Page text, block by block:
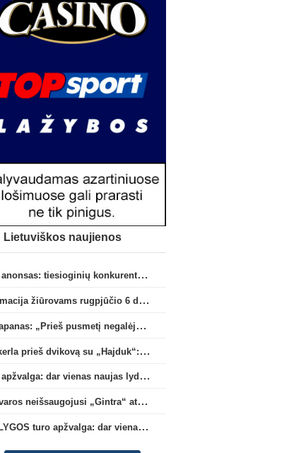
Lietuviškos naujienos
Turo anonsas: tiesioginių konkurentų dvikova Gargžduose
Informacija žiūrovams rugpjūčio 6 d. UEFA rungtynėms
M. Capanas: „Prieš pusmetį negalėjau net įsivaizduoti, kad žaisime prieš „Hajduk“
A. Skerla prieš dvikovą su „Hajduk“: „Tai kito kalibro komanda“
Turo apžvalga: dar vienas naujas lyderis
Persvaros neišsaugojusi „Gintra“ atrankos pusfinalyje nusileido Škotijos čempionėms
TOPLYGOS turo apžvalga: dar vienas naujas lyderis